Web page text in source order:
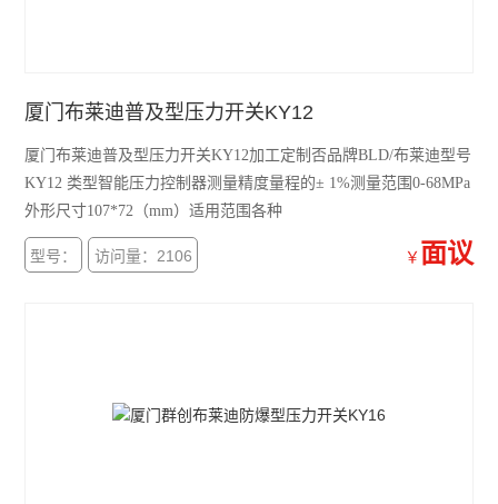
厦门布莱迪普及型压力开关KY12
厦门布莱迪普及型压力开关KY12加工定制否品牌BLD/布莱迪型号
KY12 类型智能压力控制器测量精度量程的± 1%测量范围0-68MPa
外形尺寸107*72（mm）适用范围各种
型号： 访问量：2106 ￥ 面议